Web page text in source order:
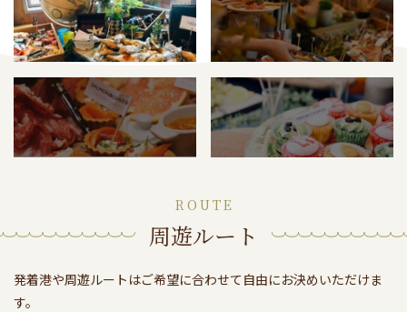
ROUTE
周遊ルート
発着港や周遊ルートはご希望に合わせて自由にお決めいただけま
す。